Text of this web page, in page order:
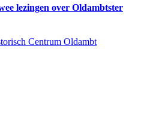
lezingen over Oldambtster
Centrum Oldambt